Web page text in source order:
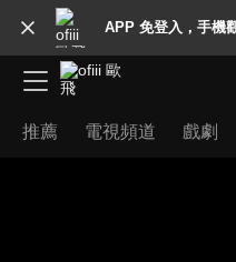
APP 免登入，手機
推薦 電視頻道 戲劇